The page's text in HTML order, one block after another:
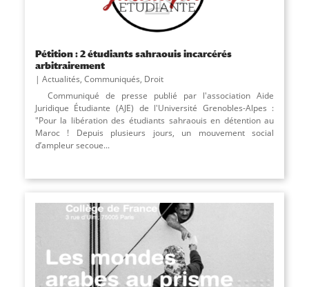
Pétition : 2 étudiants sahraouis incarcérés
arbitrairement
Actualités, Communiqués, Droit
Communiqué de presse publié par l'association Aide
Juridique Étudiante (AJE) de l'Université Grenobles-Alpes :
"Pour la libération des étudiants sahraouis en détention au
Maroc ! Depuis plusieurs jours, un mouvement social
d’ampleur secoue...